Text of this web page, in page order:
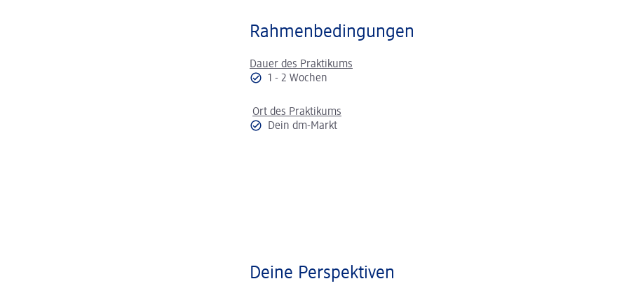
Rahmenbedingungen
Dauer des Praktikums
1 - 2 Wochen
Ort des Praktikums
Dein dm-Markt
Deine Perspektiven